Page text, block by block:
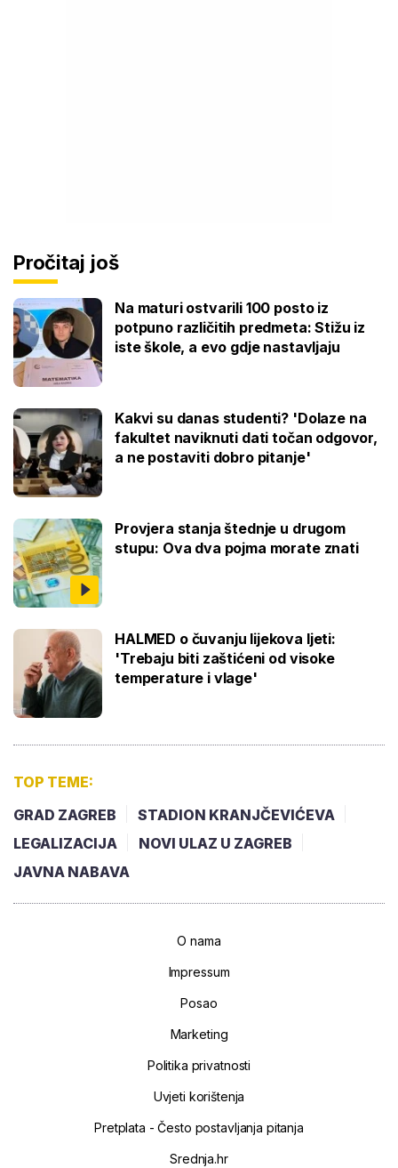
Pročitaj još
Na maturi ostvarili 100 posto iz
potpuno različitih predmeta: Stižu iz
iste škole, a evo gdje nastavljaju
Kakvi su danas studenti? 'Dolaze na
fakultet naviknuti dati točan odgovor,
a ne postaviti dobro pitanje'
Provjera stanja štednje u drugom
stupu: Ova dva pojma morate znati
HALMED o čuvanju lijekova ljeti:
'Trebaju biti zaštićeni od visoke
temperature i vlage'
TOP TEME:
GRAD ZAGREB
STADION KRANJČEVIĆEVA
LEGALIZACIJA
NOVI ULAZ U ZAGREB
JAVNA NABAVA
O nama
Impressum
Posao
Marketing
Politika privatnosti
Uvjeti korištenja
Pretplata - Često postavljanja pitanja
Srednja.hr